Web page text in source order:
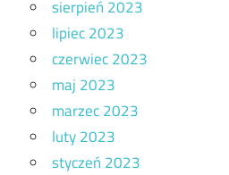
sierpień 2023
lipiec 2023
czerwiec 2023
maj 2023
marzec 2023
luty 2023
styczeń 2023